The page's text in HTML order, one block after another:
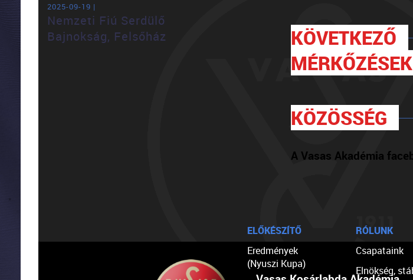
2025-09-19 |
Nemzeti Fiú Serdülő
Bajnokság, Felsőház
KÖVETKEZŐ
MÉRKŐZÉSEK
KÖZÖSSÉG
A Vasas Akadémia
ELŐKÉSZÍTŐ
Eredmények
(Nyuszi Kupa)
RÓLUNK
Csapataink
Elnökség,